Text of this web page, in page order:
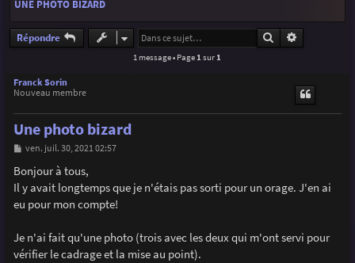
UNE PHOTO BIZARD
Répondre Rechercher
1 message • Page 1 sur 1
Franck Sorin
Nouveau membre
Une photo bizard
M
s
s
a
e
ven. juil. 30, 2021 02:57
Bonjour à tous,
Il y avait longtemps que je n'étais pas sorti pour un orage. J'en ai
eu pour mon compte!
Je n'ai fait qu'une photo (trois avec les deux qui m'ont servi pour
vérifier le cadrage et la mise au point).